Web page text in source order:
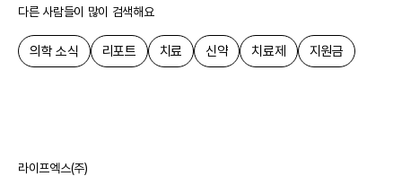
다른 사람들이 많이 검색해요
의학 소식 리포트 치료 신약 치료제 지원금
라이프엑스(주)